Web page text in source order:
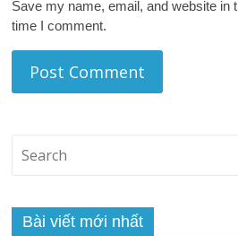
Save my name, email, and website in
time I comment.
Bài viết mới nhất